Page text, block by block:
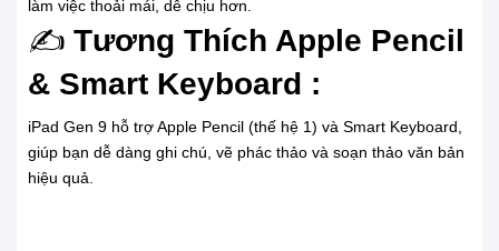
làm việc thoải mái, dễ chịu hơn.
✍️ Tương Thích Apple Pencil
& Smart Keyboard :
iPad Gen 9 hỗ trợ Apple Pencil (thế hệ 1) và Smart Keyboard,
giúp bạn dễ dàng ghi chú, vẽ phác thảo và soạn thảo văn bản
hiệu quả.